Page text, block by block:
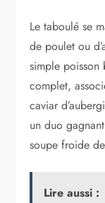
Le taboulé se
de poulet ou
simple poisson
complet,
caviar
un duo
soupe froide
Lire aussi :